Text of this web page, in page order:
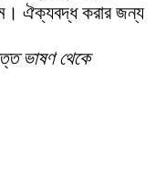
ঐক্যবদ্ধ করার জন্য
ভাষণ থেকে